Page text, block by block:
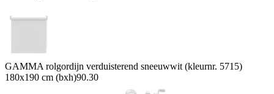
GAMMA rolgordijn verduisterend sneeuwwit (kleurnr. 5715)
180x190 cm (bxh)90.30